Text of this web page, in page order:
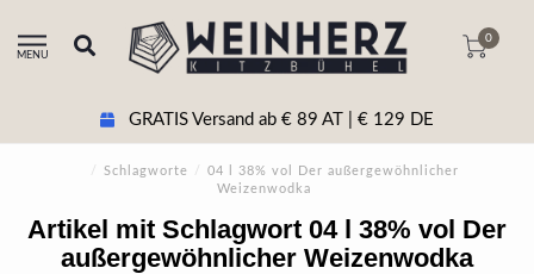
MENU
0
GRATIS Versand ab € 89 AT | € 129 DE
/ Schlagworte /
04 l 38% vol Der außergewöhnlicher
Weizenwodka
Artikel mit Schlagwort 04 l 38% vol Der
außergewöhnlicher Weizenwodka